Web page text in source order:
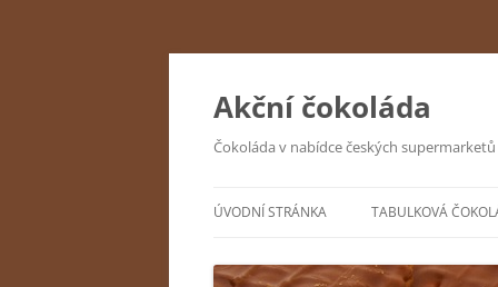
Přejít
obsahu
webu
Akční čokoláda
Čokoláda v nabídce českých supermarketů
ÚVODNÍ STRÁNKA TABULKOVÁ